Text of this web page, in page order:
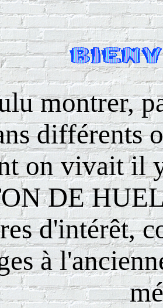
montrer,
différents
on vivait il
DE
d'intérêt,
à